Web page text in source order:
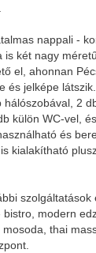
nappali -
is két nagy
el, ahonnan
és jelképe látszik.
hálószobával, 2
külön WC-vel,
és
kialakítható
szolgáltatások
modern
thai